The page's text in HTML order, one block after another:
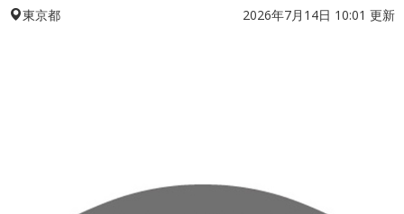
東京都 2026年7月14日 10:01 更新